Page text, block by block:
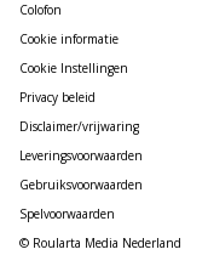
Colofon
Cookie informatie
Cookie Instellingen
Privacy beleid
Disclaimer/vrijwaring
Leveringsvoorwaarden
Gebruiksvoorwaarden
Spelvoorwaarden
© Roularta Media Nederland